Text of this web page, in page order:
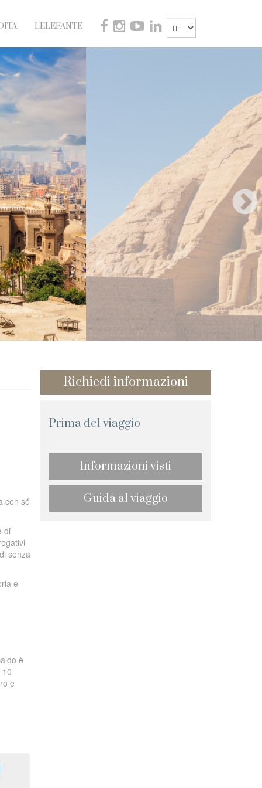
L'ELEFANTE
con sé
di
senza
e
è
e
Richiedi informazioni
Prima del viaggio
Informazioni visti
Guida al viaggio